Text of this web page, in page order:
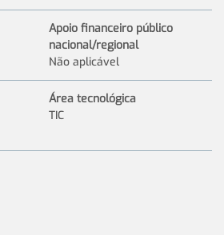
Apoio financeiro público
nacional/regional
Não aplicável
Área tecnológica
TIC